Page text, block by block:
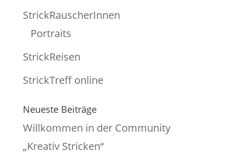
StrickRauscherInnen
Portraits
StrickReisen
StrickTreff online
Neueste Beiträge
Willkommen in der Community
„Kreativ Stricken“